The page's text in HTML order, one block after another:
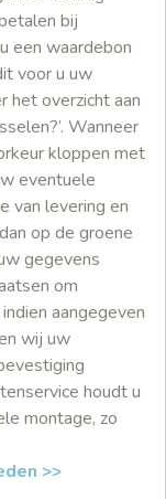
bij
een waardebon
voor u uw
het overzicht aan
Wanneer
kloppen met
eventuele
van levering en
op de groene
gegevens
om
aangegeven
wij uw
houdt u
montage, zo
>>